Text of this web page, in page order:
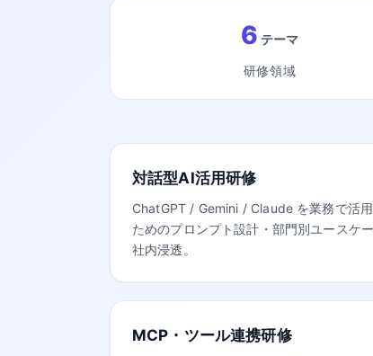
6 テーマ
研修領域
対話型AI活用研修
ChatGPT / Gemini / Claude を業務で活
ためのプロンプト設計・部門別ユースケー
社内浸透。
MCP・ツール連携研修